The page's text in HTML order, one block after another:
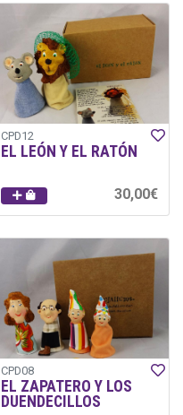
CPD12
EL LEÓN Y EL RATÓN
30,00€
CPD08
EL ZAPATERO Y LOS
DUENDECILLOS